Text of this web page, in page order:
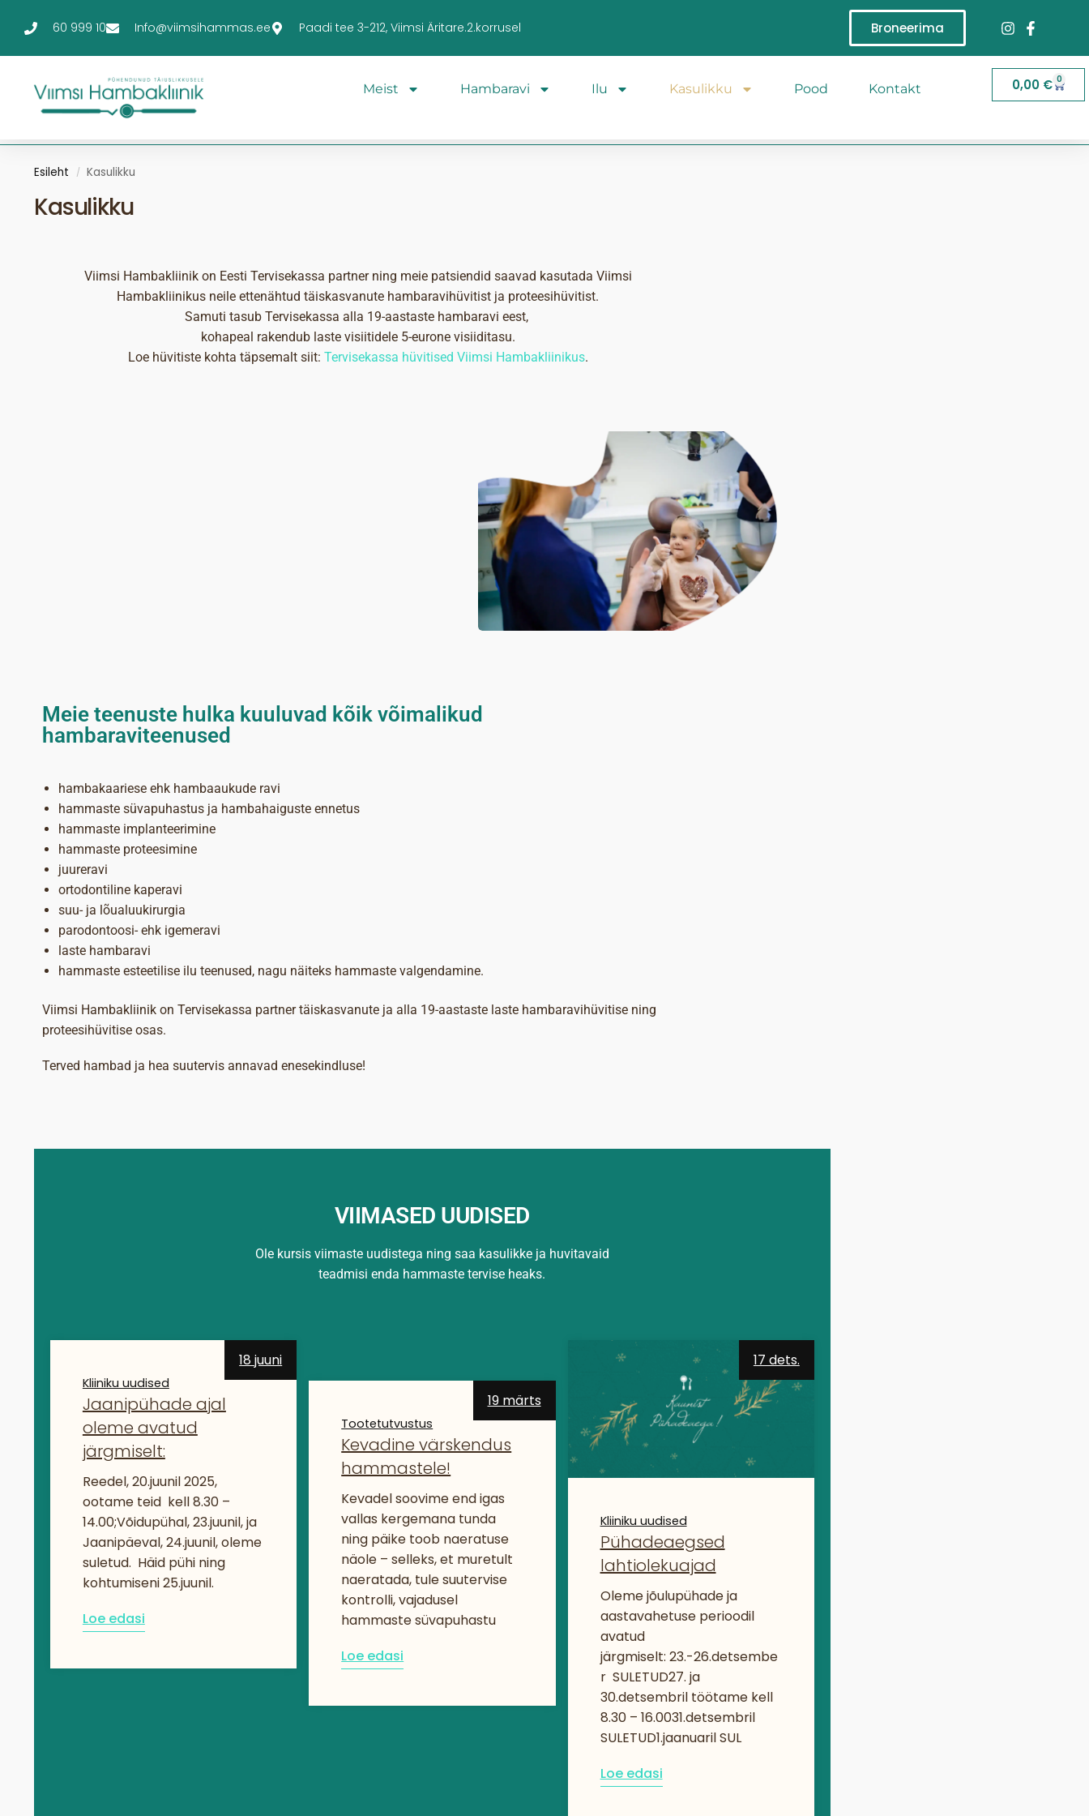
60 999 10 Info@viimsihammas.ee Paadi tee 3-212, Viimsi Äritare.2.korrusel Broneerima
Meist Hambaravi Ilu Kasulikku Pood Kontakt 0,00 € 0
Esileht / Kasulikku
Kasulikku
Viimsi Hambakliinik on Eesti Tervisekassa partner ning meie patsiendid saavad kasutada Viimsi
Hambakliinikus neile ettenähtud täiskasvanute hambaravihüvitist ja proteesihüvitist.
Samuti tasub Tervisekassa alla 19-aastaste hambaravi eest,
kohapeal rakendub laste visiitidele 5-eurone visiiditasu.
Loe hüvitiste kohta täpsemalt siit: Tervisekassa hüvitised Viimsi Hambakliinikus.
Meie teenuste hulka kuuluvad kõik võimalikud
hambaraviteenused
hambakaariese ehk hambaaukude ravi
hammaste süvapuhastus ja hambahaiguste ennetus
hammaste implanteerimine
hammaste proteesimine
juureravi
ortodontiline kaperavi
suu- ja lõualuukirurgia
parodontoosi- ehk igemeravi
laste hambaravi
hammaste esteetilise ilu teenused, nagu näiteks hammaste valgendamine.
Viimsi Hambakliinik on Tervisekassa partner täiskasvanute ja alla 19-aastaste laste hambaravihüvitise ning
proteesihüvitise osas.
Terved hambad ja hea suutervis annavad enesekindluse!
VIIMASED UUDISED
Ole kursis viimaste uudistega ning saa kasulikke ja huvitavaid
teadmisienda hammaste tervise heaks.
18 juuni
Kliiniku uudised
Jaanipühade ajal
oleme avatud
järgmiselt:
Reedel, 20.juunil 2025,
ootame teid kell 8.30 –
14.00;Võidupühal, 23.juunil, ja
Jaanipäeval, 24.juunil, oleme
suletud. Häid pühi ning
kohtumiseni 25.juunil.
Loe edasi
19 märts
Tootetutvustus
Kevadine värskendus
hammastele!
Kevadel soovime end igas
vallas kergemana tunda
ning päike toob naeratuse
näole – selleks, et muretult
naeratada, tule suutervise
kontrolli, vajadusel
hammaste süvapuhastu
Loe edasi
17 dets.
Kliiniku uudised
Pühadeaegsed
lahtiolekuajad
Oleme jõulupühade ja
aastavahetuse perioodil
avatud
järgmiselt: 23.-26.detsembe
r SULETUD27. ja
30.detsembril töötame kell
8.30 – 16.0031.detsembril
SULETUD1.jaanuaril SUL
Loe edasi